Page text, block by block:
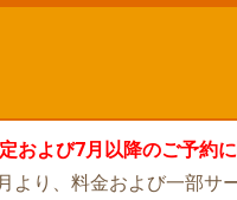
定および7月以降のご予約
より、料金および一部サ